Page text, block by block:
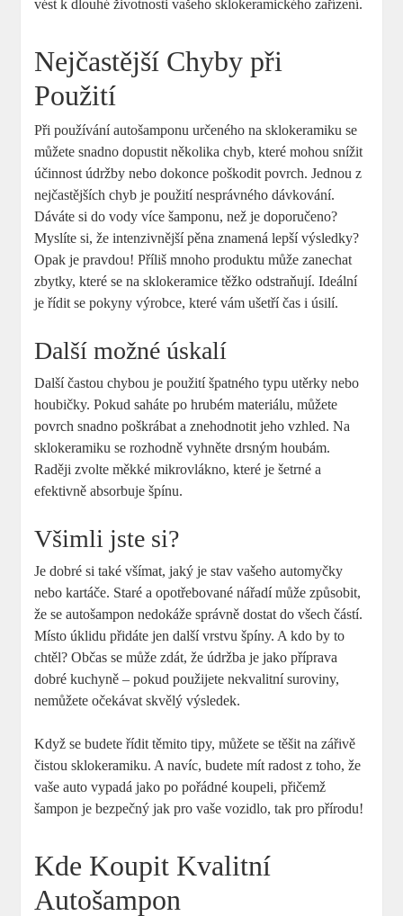
vést k dlouhé životnosti vašeho sklokeramického zařízení.
Nejčastější Chyby při
Použití
Při používání autošamponu určeného na sklokeramiku se
můžete snadno dopustit několika chyb, které mohou snížit
účinnost údržby nebo dokonce poškodit povrch. Jednou z
nejčastějších chyb je použití nesprávného dávkování.
Dáváte si do vody více šamponu, než je doporučeno?
Myslíte si, že intenzivnější pěna znamená lepší výsledky?
Opak je pravdou! Příliš mnoho produktu může zanechat
zbytky, které se na sklokeramice těžko odstraňují. Ideální
je řídit se pokyny výrobce, které vám ušetří čas i úsilí.
Další možné úskalí
Další častou chybou je použití špatného typu utěrky nebo
houbičky. Pokud saháte po hrubém materiálu, můžete
povrch snadno poškrábat a znehodnotit jeho vzhled. Na
sklokeramiku se rozhodně vyhněte drsným houbám.
Raději zvolte měkké mikrovlákno, které je šetrné a
efektivně absorbuje špínu.
Všimli jste si?
Je dobré si také všímat, jaký je stav vašeho automyčky
nebo kartáče. Staré a opotřebované nářadí může způsobit,
že se autošampon nedokáže správně dostat do všech částí.
Místo úklidu přidáte jen další vrstvu špíny. A kdo by to
chtěl? Občas se může zdát, že údržba je jako příprava
dobré kuchyně – pokud použijete nekvalitní suroviny,
nemůžete očekávat skvělý výsledek.
Když se budete řídit těmito tipy, můžete se těšit na zářivě
čistou sklokeramiku. A navíc, budete mít radost z toho, že
vaše auto vypadá jako po pořádné koupeli, přičemž
šampon je bezpečný jak pro vaše vozidlo, tak pro přírodu!
Kde Koupit Kvalitní
Autošampon